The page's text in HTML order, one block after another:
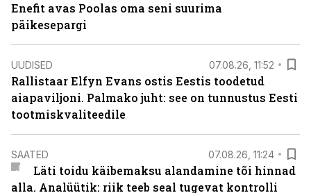
Enefit avas Poolas oma seni suurima
päikesepargi
UUDISED 07.08.26, 11:52
Rallistaar Elfyn Evans ostis Eestis toodetud
aiapaviljoni. Palmako juht: see on tunnustus Eesti
tootmiskvaliteedile
SAATED 07.08.26, 11:24
Läti toidu käibemaksu alandamine tõi hinnad
alla. Analüütik: riik teeb seal tugevat kontrolli